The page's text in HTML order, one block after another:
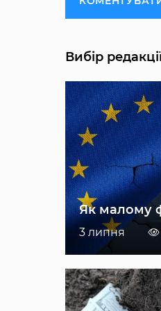
Вибір
Як малому
3 липня